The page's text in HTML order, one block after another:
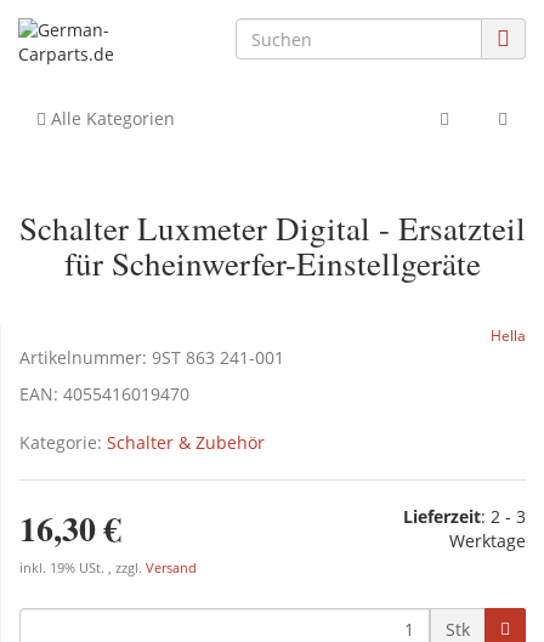
Alle Kategorien
Schalter Luxmeter Digital - Ersatzteil
für Scheinwerfer-Einstellgeräte
Hella
Artikelnummer: 9ST 863 241-001
EAN: 4055416019470
Kategorie: Schalter & Zubehör
16,30 €
inkl. 19% USt. , zzgl. Versand
Lieferzeit: 2 - 3
Werktage
Stk